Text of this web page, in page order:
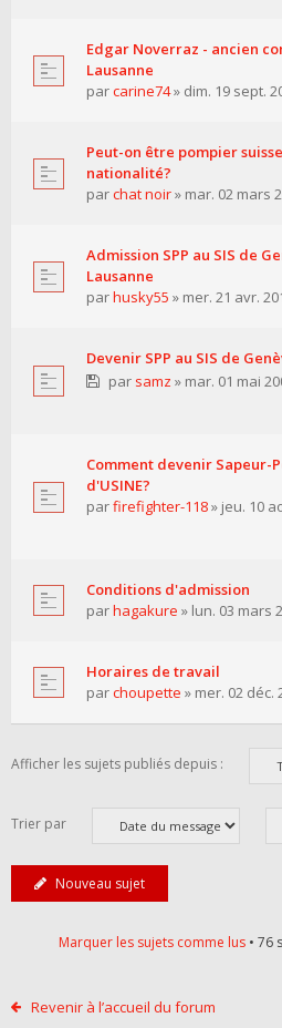
Edgar Noverraz - ancien
Lausanne
parcarine74» dim. 19 sept.
Peut-on être pompier
nationalité?
parchat noir» mar. 02 mars
Admission SPP au SIS de
Lausanne
parhusky55 » mer. 21 avr.
Devenir SPP au SIS de
par samz » mar. 01 mai
Comment devenir Sapeur-
d'USINE?
parfirefighter-118» jeu. 10
Conditions d'admission
parhagakure » lun. 03 mars
Horaires de travail
parchoupette » mer. 02 déc.
Afficher les sujets publiés depuis :
Trier par
Nouveau sujet
Marquer les sujets comme lus • 76
Revenir à l’accueil du forum